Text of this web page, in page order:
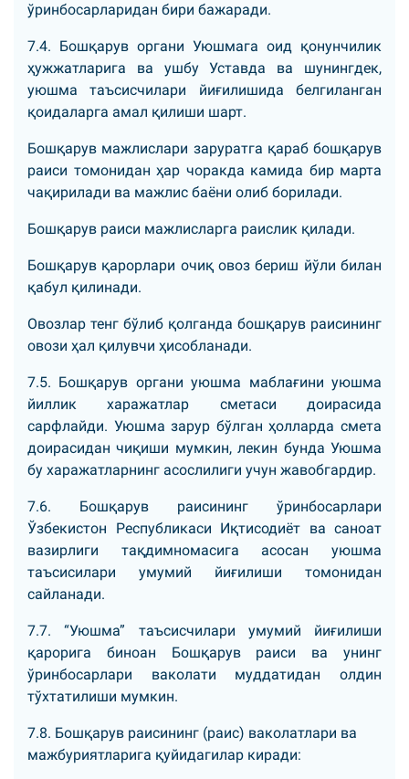
ўринбосарларидан бири бажаради.
7.4. Бошқарув органи Уюшмага оид қонунчилик
ҳужжатларига ва ушбу Уставда ва шунингдек,
уюшма таъсисчилари йиғилишида белгиланган
қоидаларга амал қилиши шарт.
Бошқарув мажлислари заруратга қараб бошқарув
раиси томонидан ҳар чоракда камида бир марта
чақирилади ва мажлис баёни олиб борилади.
Бошқарув раиси мажлисларга раислик қилади.
Бошқарув қарорлари очиқ овоз бериш йўли билан
қабул қилинади.
Овозлар тенг бўлиб қолганда бошқарув раисининг
овози ҳал қилувчи ҳисобланади.
7.5. Бошқарув органи уюшма маблағини уюшма
йиллик харажатлар сметаси доирасида
сарфлайди. Уюшма зарур бўлган ҳолларда смета
доирасидан чиқиши мумкин, лекин бунда Уюшма
бу харажатларнинг асослилиги учун жавобгардир.
7.6. Бошқарув раисининг ўринбосарлари
Ўзбекистон Республикаси Иқтисодиёт ва саноат
вазирлиги тақдимномасига асосан уюшма
таъсисилари умумий йиғилиши томонидан
сайланади.
7.7. “Уюшма” таъсисчилари умумий йиғилиши
қарорига биноан Бошқарув раиси ва унинг
ўринбосарлари ваколати муддатидан олдин
тўхтатилиши мумкин.
7.8. Бошқарув раисининг (раис) ваколатлари ва
мажбуриятларига қуйидагилар киради: